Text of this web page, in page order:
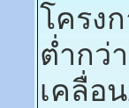
โครง
ต่ำกว่
เคลื่อ